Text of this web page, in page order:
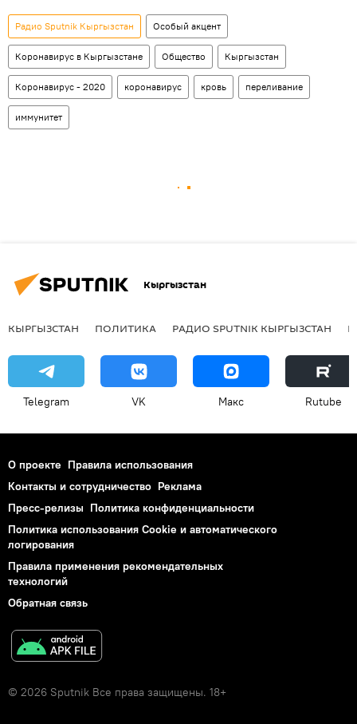
Радио Sputnik Кыргызстан Особый акцент
Коронавирус в Кыргызстане Общество Кыргызстан
Коронавирус - 2020 коронавирус кровь переливание
иммунитет
Кыргызстан
КЫРГЫЗСТАН ПОЛИТИКА РАДИО SPUTNIK КЫРГЫЗСТАН
Telegram VK Макс Rutube
О проекте Правила использования
Контакты и сотрудничество Реклама
Пресс-релизы Политика конфиденциальности
Политика использования Cookie и автоматического
логирования
Правила применения рекомендательных
технологий
Обратная связь
© 2026 Sputnik Все права защищены. 18+